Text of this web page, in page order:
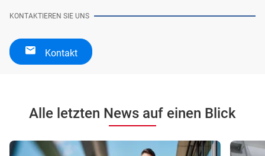
KONTAKTIEREN SIE UNS
Kontakt
Alle letzten News auf einen Blick